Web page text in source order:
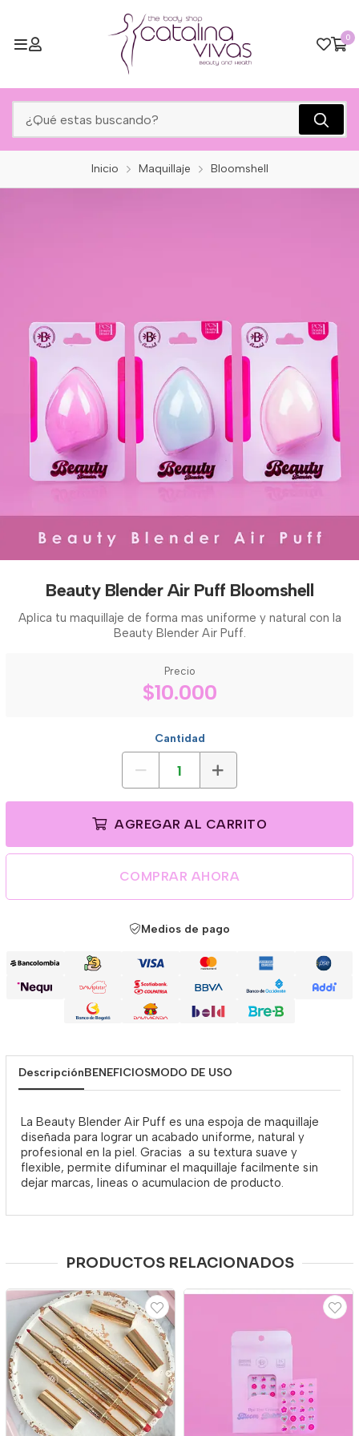
0
Inicio Maquillaje Bloomshell
Beauty Blender Air Puff Bloomshell
Aplica tu maquillaje de forma mas uniforme y natural con la
Beauty Blender Air Puff.
Precio
$10.000
Cantidad
AGREGAR AL CARRITO
COMPRAR AHORA
Medios de pago
DescripciónBENEFICIOSMODO DE USO
La Beauty Blender Air Puff es una espoja de maquillaje
diseñada para lograr un acabado uniforme, natural y
profesional en la piel. Gracias a su textura suave y
flexible, permite difuminar el maquillaje facilmente sin
dejar marcas, lineas o acumulacion de producto.
PRODUCTOS RELACIONADOS